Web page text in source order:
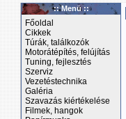
:: Menü ::
Főoldal
Cikkek
Túrák, találkozók
Motorátépítés, felújítás
Tuning, fejlesztés
Szerviz
Vezetéstechnika
Galéria
Szavazás kiértékelése
Filmek, hangok